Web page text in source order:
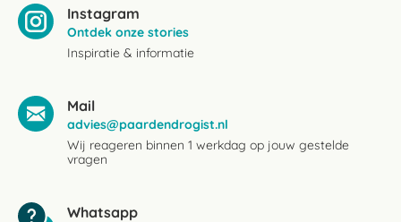
Instagram
Ontdek onze stories
Inspiratie & informatie
Mail
advies@paardendrogist.nl
Wij reageren binnen 1 werkdag op jouw gestelde
vragen
Whatsapp